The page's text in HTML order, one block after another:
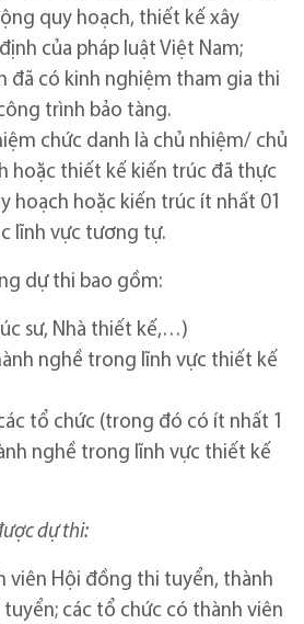
quy hoạch, thiết kế xây
của pháp luật Việt Nam;
đã có kinh nghiệm tham gia thi
trình bảo tàng.
chức danh là chủ nhiệm/ chủ
hoặc thiết kế kiến trúc đã thực
hoạch hoặc kiến trúc ít nhất 01
lĩnh vực tương tự.
dự thi bao gồm:
sư, Nhà thiết kế,…)
nghề trong lĩnh vực thiết kế
tổ chức (trong đó có ít nhất 1
nghề trong lĩnh vực thiết kế
dự thi:
viên Hội đồng thi tuyển, thành
tuyển; các tổ chức có thành viên